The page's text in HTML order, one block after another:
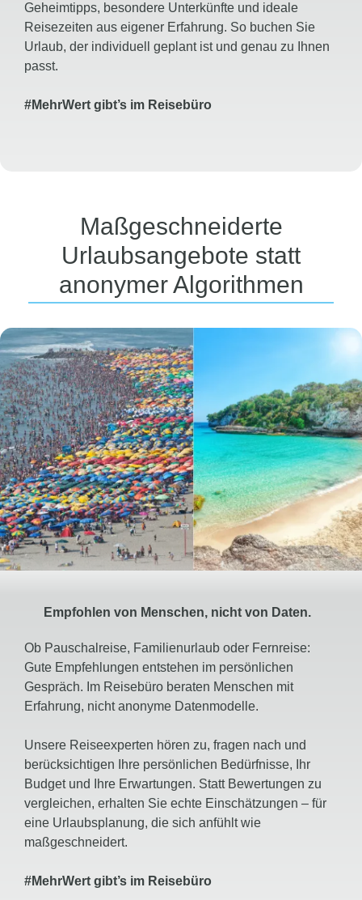
Geheimtipps, besondere Unterkünfte und ideale
Reisezeiten aus eigener Erfahrung. So buchen Sie
Urlaub, der individuell geplant ist und genau zu Ihnen
passt.
#MehrWert gibt’s im Reisebüro
Maßgeschneiderte
Urlaubsangebote statt
anonymer Algorithmen
Empfohlen von Menschen, nicht von Daten.
Ob Pauschalreise, Familienurlaub oder Fernreise:
Gute Empfehlungen entstehen im persönlichen
Gespräch. Im Reisebüro beraten Menschen mit
Erfahrung, nicht anonyme Datenmodelle.
Unsere Reiseexperten hören zu, fragen nach und
berücksichtigen Ihre persönlichen Bedürfnisse, Ihr
Budget und Ihre Erwartungen. Statt Bewertungen zu
vergleichen, erhalten Sie echte Einschätzungen – für
eine Urlaubsplanung, die sich anfühlt wie
maßgeschneidert.
#MehrWert gibt’s im Reisebüro